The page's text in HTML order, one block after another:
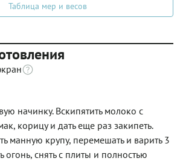
Таблица мер и весов
начинку. Вскипятить молоко с
корицу и дать еще раз закипеть.
манную крупу, перемешать и варить 3
огонь, снять с плиты и полностью